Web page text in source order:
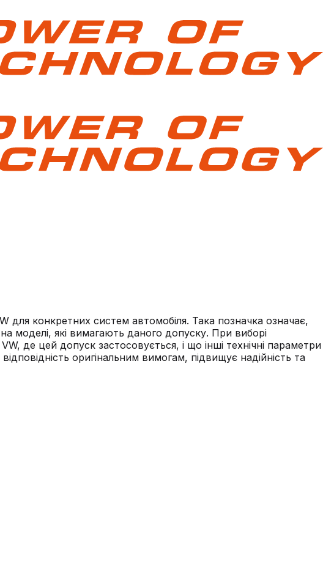
конкретних систем автомобіля. Така позначка означає,
моделі, які вимагають даного допуску. При виборі
де цей допуск застосовується, і що інші технічні параметри
оригінальним вимогам, підвищує надійність та